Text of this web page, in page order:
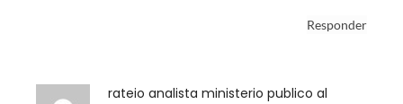
Responder
rateio analista ministerio publico al